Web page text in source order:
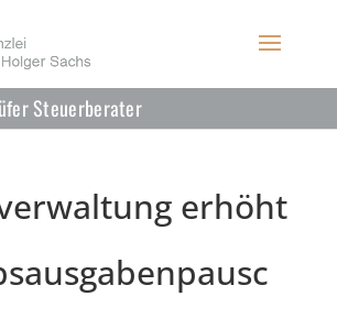
Steuerberater
erhöht